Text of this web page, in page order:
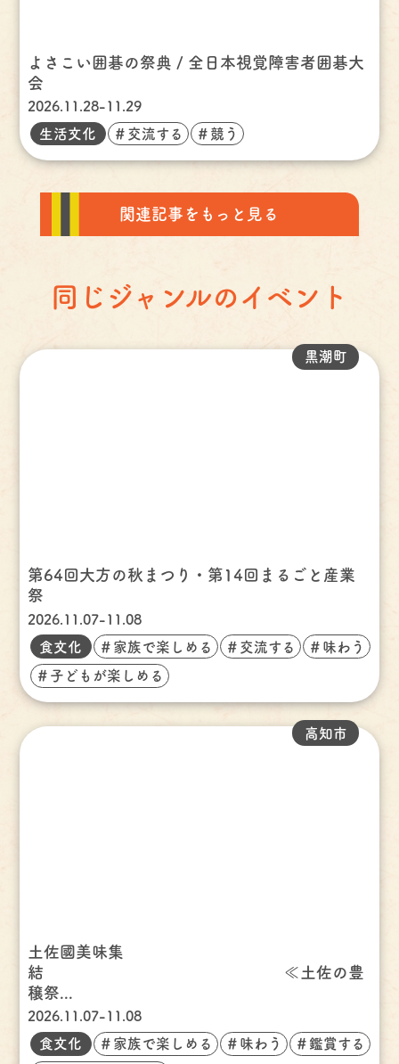
よさこい囲碁の祭典 / 全日本視覚障害者囲碁大
会
2026.11.28-11.29
生活文化 ＃交流する ＃競う
関連記事をもっと見る
同じジャンルのイベント
第64回大方の秋まつり・第14回まるごと産業
祭
2026.11.07-11.08
黒潮町
食文化 ＃家族で楽しめる ＃交流する ＃味わう
＃子どもが楽しめる
土佐國美味集
結 ≪土佐の豊
穣祭...
2026.11.07-11.08
高知市
食文化 ＃家族で楽しめる ＃味わう ＃鑑賞する